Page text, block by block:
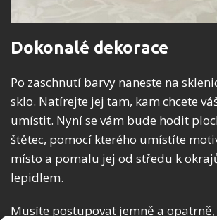
Dokonalé dekorace
Po zaschnutí barvy naneste na
sklo. Natírejte jej tam, kam chcete
umístit. Nyní se vám bude hodit
štětec, pomocí kterého umístíte
místo a pomalu jej od středu k
lepidlem.
Musíte postupovat jemně a opatrně,